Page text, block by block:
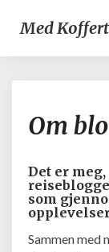
Med
Om
Det er
som
Sammen med